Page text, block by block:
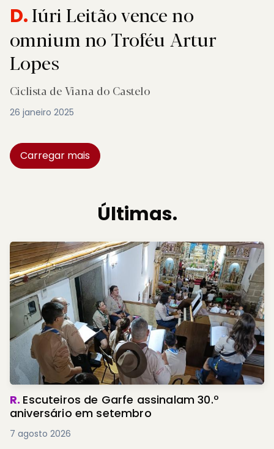
D.Iúri Leitão vence no
omnium no Troféu Artur
Lopes
Ciclista de Viana do Castelo
26 janeiro 2025
Carregar mais
Últimas.
R. Escuteiros de Garfe assinalam 30.º
aniversário em setembro
7 agosto 2026